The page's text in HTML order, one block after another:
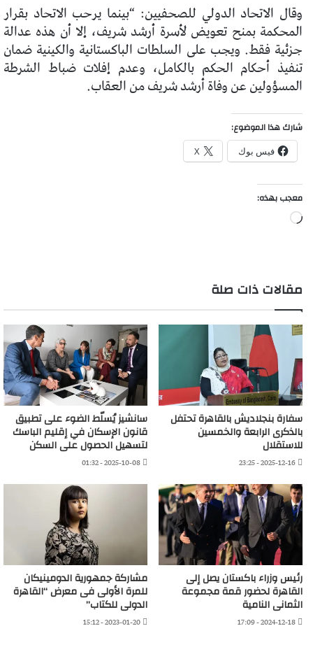
وقال الاتحاد الدولي للصحفيين: “بينما يرحب الاتحاد بقرار
المحكمة بمنح تعويض لأسرة أرشد شريف، إلا أن هذه عدالة
جزئية فقط. ويجب على السلطات الباكستانية والكينية ضمان
تنفيذ أحكام الحكم بالكامل، وعدم إفلات ضباط الشرطة
المسؤولين عن وفاة أرشد شريف من العقاب.
شارك هذا الموضوع:
فيس بوك X
معجب بهذه:
جاري
مقالات ذات صلة
سفارة بنجلاديش بالقاهرة تحتفل
بالذكرى الرابعة والخمسين
للاستقلال
2025-12-16 - 23:25
سانشيز يُسلّط الضوء على تطبيق
قانون الإسكان في إقليم الباسك
لتسهيل الحصول على السكن
2025-10-08 - 01:32
رئيس وزراء باكستان يصل إلى
القاهرة لحضور قمة مجموعة
الثمانى النامية
2024-12-18 - 17:09
مشاركة جمهورية الدومينيكان
للمرة الأولى فى معرض “القاهرة
الدولى للكتاب”
2023-01-20 - 15:12